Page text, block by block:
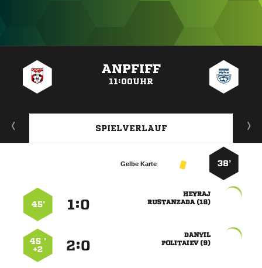
ANPFIFF
11:00UHR
SPIELVERLAUF
38’
Gelbe Karte

 
:
45’

 
:
45 ’
+2